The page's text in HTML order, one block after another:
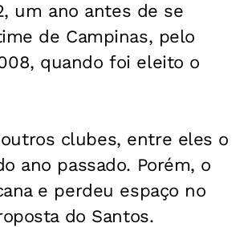
um ano antes de se
de Campinas, pelo
quando foi eleito o
clubes, entre eles o
ano passado. Porém, o
e perdeu espaço no
do Santos.